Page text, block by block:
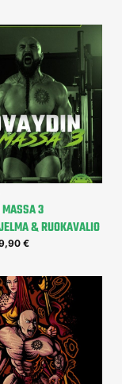
3
& RUOKAVALIO
€